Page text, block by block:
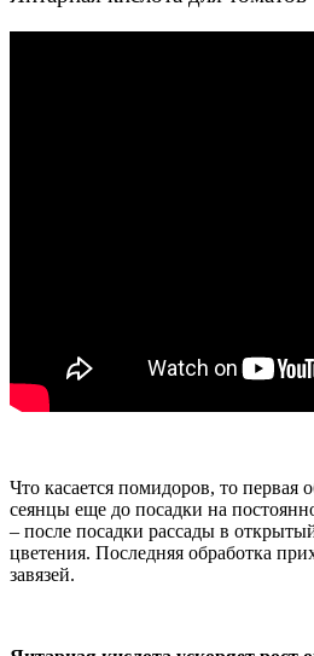
Что касается помидоров, то первая
сеянцы еще до посадки на
– после посадки рассады в
цветения. Последняя обработка
завязей.